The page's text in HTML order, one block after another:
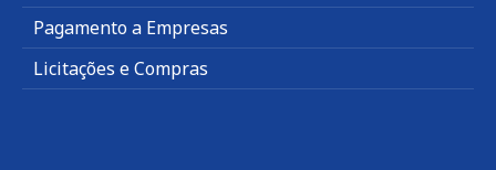
Pagamento a Empresas
Licitações e Compras